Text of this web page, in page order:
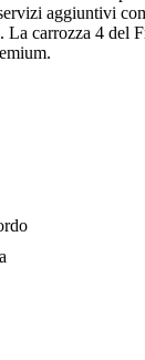
aggiuntivi
La carrozza 4 del